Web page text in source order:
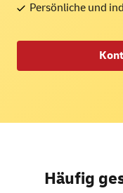
Persönliche und
Häufig